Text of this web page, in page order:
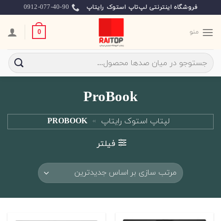
to
content
فروشگاه اینترنتی لپ‌تاپ استوک رایتاپ 0912-077-40-90
منو 0
جستجو
برای:
ProBook
لپتاپ استوک رایتاپ »
PROBOOK
فیلتر